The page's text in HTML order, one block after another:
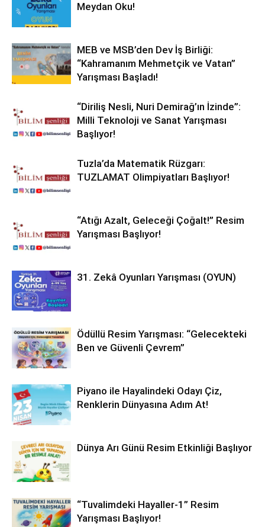
Meydan Oku!
MEB ve MSB’den Dev İş Birliği:
“Kahramanım Mehmetçik ve Vatan”
Yarışması Başladı!
“Diriliş Nesli, Nuri Demirağ’ın İzinde”:
Milli Teknoloji ve Sanat Yarışması
Başlıyor!
Tuzla’da Matematik Rüzgarı:
TUZLAMAT Olimpiyatları Başlıyor!
“Atığı Azalt, Geleceği Çoğalt!” Resim
Yarışması Başlıyor!
31. Zekâ Oyunları Yarışması (OYUN)
Ödüllü Resim Yarışması: “Gelecekteki
Ben ve Güvenli Çevrem”
Piyano ile Hayalindeki Odayı Çiz,
Renklerin Dünyasına Adım At!
Dünya Arı Günü Resim Etkinliği Başlıyor
“Tuvalimdeki Hayaller-1” Resim
Yarışması Başlıyor!